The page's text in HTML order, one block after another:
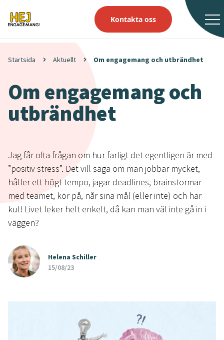
Kontakta oss
Startsida Aktuellt Om engagemang och utbrändhet
Om engagemang och
utbrändhet
Jag får ofta frågan om hur farligt det egentligen är med
”positiv stress”. Det vill säga om man jobbar mycket,
håller ett högt tempo, jagar deadlines, brainstormar
med teamet, kör på, når sina mål (eller inte) och har
kul! Livet leker helt enkelt, då kan man väl inte gå in i
väggen?
Helena Schiller
15/08/23